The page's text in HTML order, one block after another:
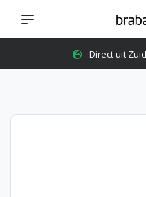
Direct uit